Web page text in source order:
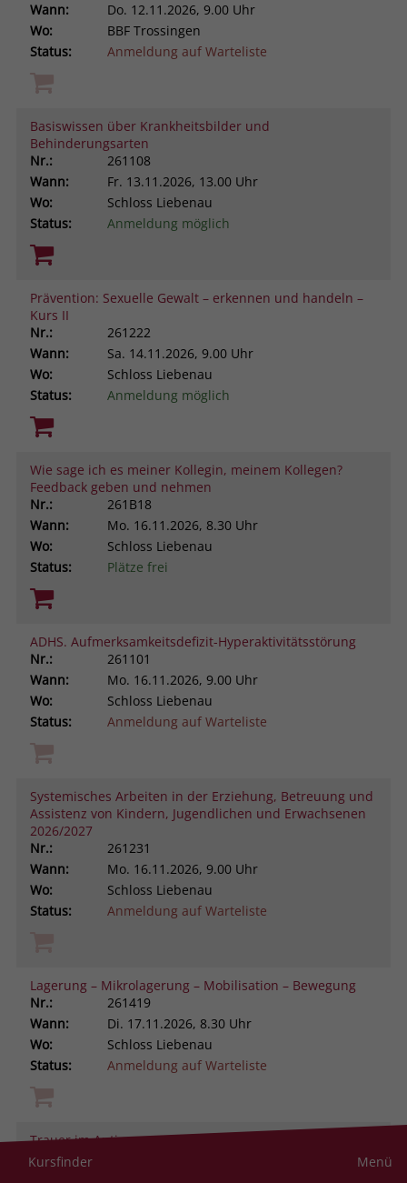
Wann:
Do. 12.11.2026, 9.00 Uhr
Wo:
BBF Trossingen
Status:
Anmeldung auf Warteliste
Basiswissen über Krankheitsbilder und
Behinderungsarten
Nr.:
261108
Wann:
Fr. 13.11.2026, 13.00 Uhr
Wo:
Schloss Liebenau
Status:
Anmeldung möglich
Prävention: Sexuelle Gewalt – erkennen und handeln –
Kurs II
Nr.:
261222
Wann:
Sa. 14.11.2026, 9.00 Uhr
Wo:
Schloss Liebenau
Status:
Anmeldung möglich
Wie sage ich es meiner Kollegin, meinem Kollegen?
Feedback geben und nehmen
Nr.:
261B18
Wann:
Mo. 16.11.2026, 8.30 Uhr
Wo:
Schloss Liebenau
Status:
Plätze frei
ADHS. Aufmerksamkeitsdefizit-Hyperaktivitätsstörung
Nr.:
261101
Wann:
Mo. 16.11.2026, 9.00 Uhr
Wo:
Schloss Liebenau
Status:
Anmeldung auf Warteliste
Systemisches Arbeiten in der Erziehung, Betreuung und
Assistenz von Kindern, Jugendlichen und Erwachsenen
2026/2027
Nr.:
261231
Wann:
Mo. 16.11.2026, 9.00 Uhr
Wo:
Schloss Liebenau
Status:
Anmeldung auf Warteliste
Lagerung – Mikrolagerung – Mobilisation – Bewegung
Nr.:
261419
Wann:
Di. 17.11.2026, 8.30 Uhr
Wo:
Schloss Liebenau
Status:
Anmeldung auf Warteliste
Trauer im Autismus-Spektrum verstehen und begleiten
Nr.:
Kursfinder Menü